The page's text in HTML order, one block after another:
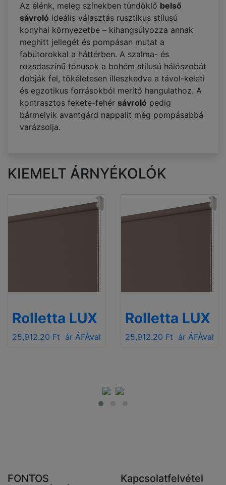
Az élénk, meleg színekben tündöklő belső
sávroló ideális választás rusztikus stílusú
konyhai környezetbe – kihangsúlyozza annak
meghitt jellegét és pompásan mutat a
fabútorokkal a háttérben. A szalma- és
rozsdaszínű tónusok a bohém stílusú hálószobát
dobják fel, tökéletesen illeszkedve a távol-keleti
és egzotikus forrásokból merítő hangulathoz. A
kontrasztos fekete-fehér sávroló pedig
bármelyik avantgárd nappalit még pompásabbá
varázsolja.
KIEMELT ÁRNYÉKOLÓK
Rolletta LUX
25,912.20 Ft ár ÁFÁval
Rolletta LUX
25,912.20 Ft ár ÁFÁval
FONTOS
Kapcsolatfelvétel